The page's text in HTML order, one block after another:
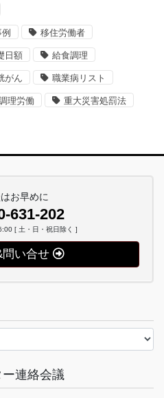
移住労働者
日額 給食調理
がん 職業病リスト
理労働 重大災害処罰法
お早めに
631-202
[ 土・日・祝日除く ]
い合せ
連絡会議